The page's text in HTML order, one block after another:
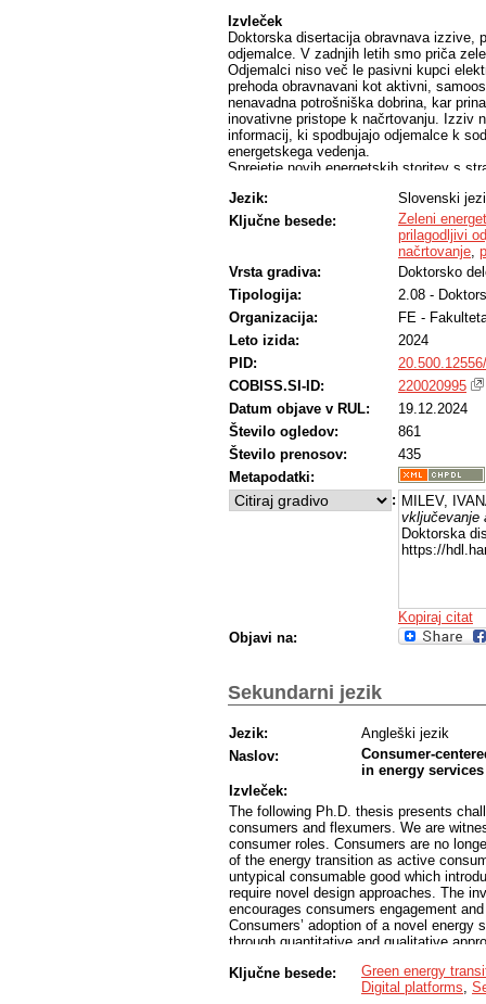
Izvleček
Doktorska disertacija obravnava izzive,
odjemalce. V zadnjih letih smo priča
Odjemalci niso več le pasivni kupci
prehoda obravnavani kot aktivni,
nenavadna potrošniška dobrina, kar
inovativne pristope k načrtovanju. Izziv
informacij, ki spodbujajo odjemalce k
energetskega vedenja.
Sprejetje novih energetskih storitev s
vpoglede in rezultate uvedbe nove
vključitev odjemalcev, integracija IoT
predstavljena zasnova platforme, s
Sledijo rezultati testiranja prototipov,
strani odjemalcev.
Plod raziskovalnega dela je predlagani
omogoča prehod odjemalcev od
načrtovalnih korakov za razvoj
ključne podatke za modeliranje aktivnih
odjemalcev; in (b) proces oblikovanja
ustvarjanje prostorskih in časovnih
pripomogla pri reševanju izzivov, kot
odjemalcev in odločevalcev, dinamika
oblikovalci politik in ponudniki storitev
Jezik:
Slovenski
Ključne besede:
Zeleni
prilagodljivi
načrtovanje,
Vrsta gradiva:
Doktorsko
Tipologija:
2.08 -
Organizacija:
FE -
Leto izida:
2024
PID:
COBISS.SI-ID:
220020995
Datum objave v RUL:
19.12.2024
Število ogledov:
861
Število prenosov:
435
Metapodatki:
: MILEV,
vključevanje
Doktorska
https://
Kopiraj citat
Objavi na:
Sekundarni jezik
Jezik:
Angleški jezik
Naslov:
Consumer-
in energy services
Izvleček:
The following Ph.D. thesis presents
consumers and flexumers. We are
consumer roles. Consumers are no
of the energy transition as active
untypical consumable good which
require novel design approaches. The
encourages consumers engagement
Consumers’ adoption of a novel
through quantitative and qualitative
IoT device and introduction of
with focus on the user interface and
Ključne besede:
Green energy
Digital platforms